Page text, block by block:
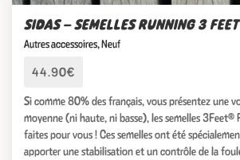
SIDAS – SEMELLES RUNNING 3
Autres accessoires,Neuf
44.90€
Si comme 80% des français, vous présentez une
moyenne (ni haute, ni basse), les semelles
faites pour vous ! Ces semelles ont été
apporter une stabilisation et un contrôle de la